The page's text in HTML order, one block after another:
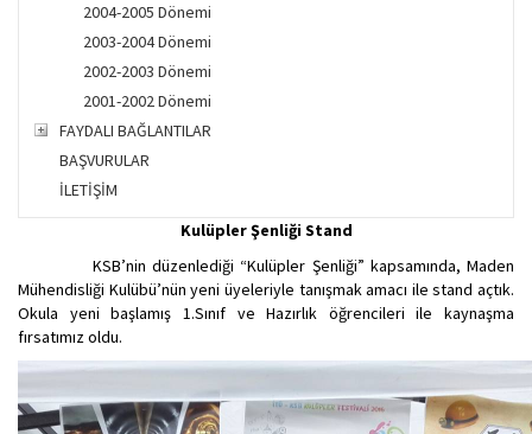
2004-2005 Dönemi
2003-2004 Dönemi
2002-2003 Dönemi
2001-2002 Dönemi
FAYDALI BAĞLANTILAR
BAŞVURULAR
İLETİŞİM
Kulüpler Şenliği Stand
KSB’nin düzenlediği “Kulüpler Şenliği” kapsamında, Maden
Mühendisliği Kulübü’nün yeni üyeleriyle tanışmak amacı ile stand açtık.
Okula yeni başlamış 1.Sınıf ve Hazırlık öğrencileri ile kaynaşma
fırsatımız oldu.